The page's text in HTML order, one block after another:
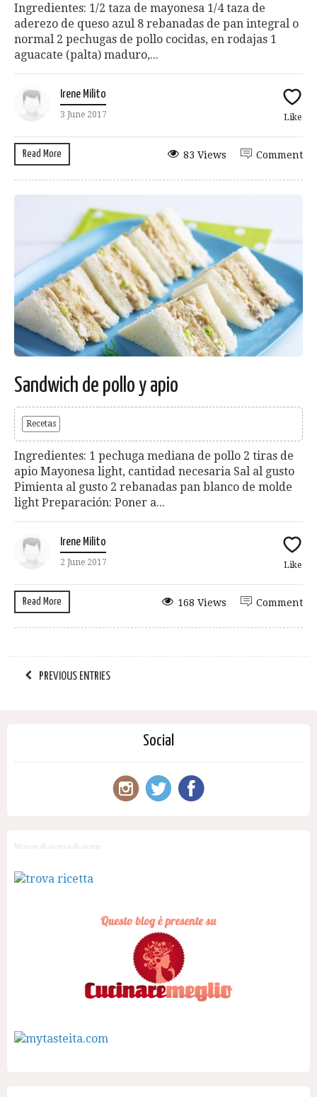
Ingredientes: 1/2 taza de mayonesa 1/4 taza de
aderezo de queso azul 8 rebanadas de pan integral o
normal 2 pechugas de pollo cocidas, en rodajas 1
aguacate (palta) maduro,...
Irene Milito
3 June 2017 Like
Read More Comment
83 Views
Sandwich de pollo y apio
Recetas
Ingredientes: 1 pechuga mediana de pollo 2 tiras de
apio Mayonesa light, cantidad necesaria Sal al gusto
Pimienta al gusto 2 rebanadas pan blanco de molde
light Preparación: Poner a...
Irene Milito
2 June 2017 Like
Read More Comment
168 Views
PREVIOUS ENTRIES
Social
Motore di ricerca di ricette